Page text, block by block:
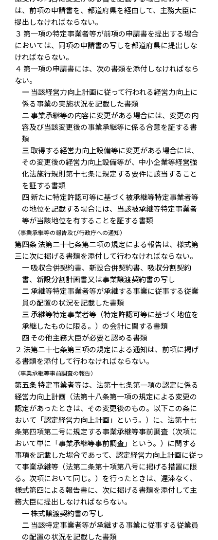
は、前項の申請書を、都道府県を経由して、主務大臣に
提出しなければならない。
３ 第一項の特定事業者等が前項の申請書を提出する場合
においては、同項の申請書の写しを都道府県に提出しな
ければならない。
４ 第一項の申請書には、次の書類を添付しなければなら
ない。
一 当該経営力向上計画に従って行われる経営力向上に
係る事業の実施状況を記載した書類
二事業承継等の内容に変更がある場合には、変更の内
容及び当該変更後の事業承継等に係る合意を証する書
類
三取得する経営力向上設備等に変更がある場合には、
その変更後の経営力向上設備等が、中小企業等経営強
化法施行規則第十七条に規定する要件に該当すること
を証する書類
四 新たに特定許認可等に基づく被承継等特定事業者等
の地位を記載する場合には、当該被承継等特定事業者
等が当該地位を有することを証する書類
（事業承継等の報告及び行政庁への通知）
第四条法第二十七条第二項の規定による報告は、様式第
三に次に掲げる書類を添付して行わなければならない。
一吸収合併契約書、新設合併契約書、吸収分割契約
書、新設分割計画書又は事業譲渡契約書の写し
二承継等特定事業者等が承継する事業に従事する従業
員の配置の状況を記載した書類
三承継等特定事業者等（特定許認可等に基づく地位を
承継したものに限る。）の会計に関する書類
四 その他主務大臣が必要と認める書類
２ 法第二十七条第三項の規定による通知は、前項に掲げ
る書類を添付して行わなければならない。
（事業承継等事前調査の報告）
第五条特定事業者等は、法第十七条第一項の認定に係る
経営力向上計画（法第十八条第一項の規定による変更の
認定があったときは、その変更後のもの。以下この条に
おいて「認定経営力向上計画」という。）に、法第十七
条第四項第二号に規定する事業承継等事前調査（次項に
おいて単に「事業承継等事前調査」という。）に関する
事項を記載した場合であって、認定経営力向上計画に従っ
て事業承継等（法第二条第十項第八号に掲げる措置に限
る。次項において同じ。）を行ったときは、遅滞なく、
様式第四による報告書に、次に掲げる書類を添付して主
務大臣に提出しなければならない。
一株式譲渡契約書の写し
二 当該特定事業者等が承継する事業に従事する従業員
の配置の状況を記載した書類